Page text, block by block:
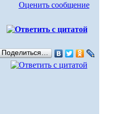
Оценить сообщение
Поделиться…